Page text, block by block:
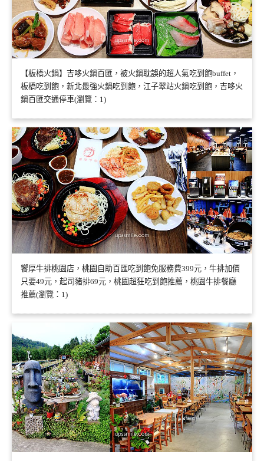
【板橋火鍋】吉哆火鍋百匯，被火鍋耽誤的超人氣吃到飽buffet，
板橋吃到飽，新北最強火鍋吃到飽，江子翠站火鍋吃到飽，吉哆火
鍋百匯交通停車(瀏覽：1)
饗厚牛排桃園店，桃園自助百匯吃到飽免服務費399元，牛排加價
只要49元，起司豬排69元，桃園超狂吃到飽推薦，桃園牛排餐廳
推薦(瀏覽：1)